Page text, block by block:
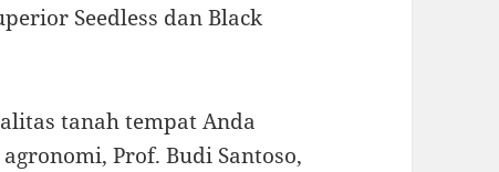
Seedless dan Black
tanah tempat Anda
Prof. Budi Santoso,